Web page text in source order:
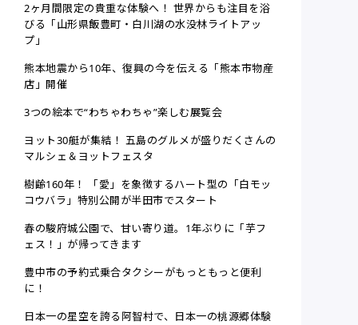
2ヶ月間限定の貴重な体験へ！ 世界からも注目を浴
びる「山形県飯豊町・白川湖の水没林ライトアッ
プ」
熊本地震から10年、復興の今を伝える「熊本市物産
店」開催
3つの絵本で“わちゃわちゃ”楽しむ展覧会
ヨット30艇が集結！ 五島のグルメが盛りだくさんの
マルシェ＆ヨットフェスタ
樹齢160年！ 「愛」を象徴するハート型の「白モッ
コウバラ」特別公開が半田市でスタート
春の駿府城公園で、甘い寄り道。1年ぶりに「芋フ
ェス！」が帰ってきます
豊中市の予約式乗合タクシーがもっともっと便利
に！
日本一の星空を誇る阿智村で、日本一の桃源郷体験